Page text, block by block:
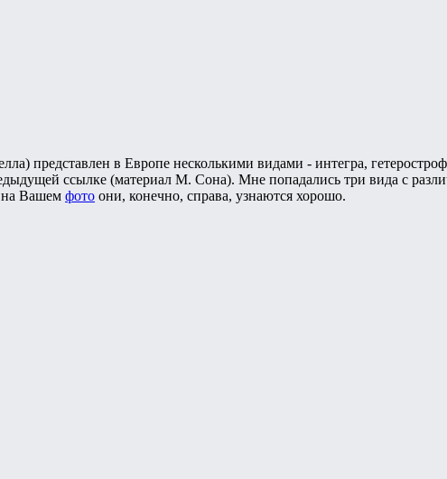
представлен в Европе несколькими видами - интегра,
ссылке (материал М. Сона). Мне попадались три вида с
на Вашем фото они, конечно, справа, узнаются хорошо.